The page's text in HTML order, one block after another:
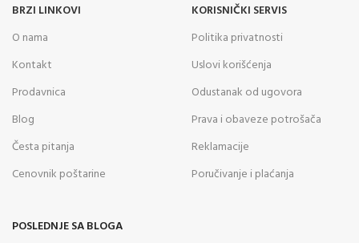
BRZI LINKOVI
O nama
Kontakt
Prodavnica
Blog
Česta pitanja
Cenovnik poštarine
KORISNIČKI SERVIS
Politika privatnosti
Uslovi korišćenja
Odustanak od ugovora
Prava i obaveze potrošača
Reklamacije
Poručivanje i plaćanja
POSLEDNJE SA BLOGA